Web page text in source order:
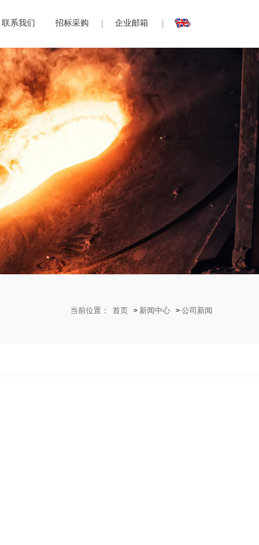
联系我们 招标采购 企业邮箱
当前位置： 首页 > 新闻中心 > 公司新闻